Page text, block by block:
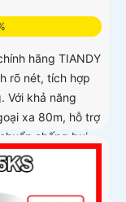
hãng TIANDY
rõ nét, tích hợp
Với khả năng
xa 80m, hỗ trợ
chống bụi
mọi điều kiện
trời